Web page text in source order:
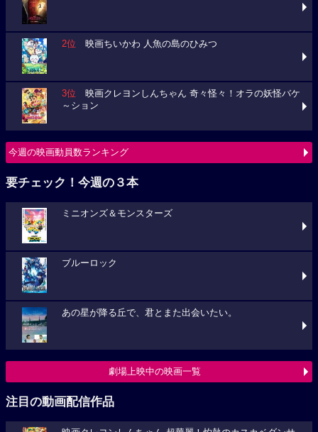
2位 映画ちいかわ 人魚の島のひみつ
3位 映画クレヨンしんちゃん 奇々怪々！オラの妖怪バケ
～ション
今週の映画動員数ランキング
要チェック！今週の３本
ミニオンズ＆モンスターズ
ブルーロック
あの星が降る丘で、君とまた出会いたい。
劇場上映中の映画一覧
注目の動画配信作品